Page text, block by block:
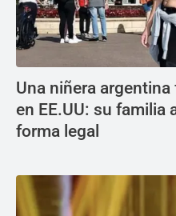
Una niñera
en EE.UU: su familia
forma legal